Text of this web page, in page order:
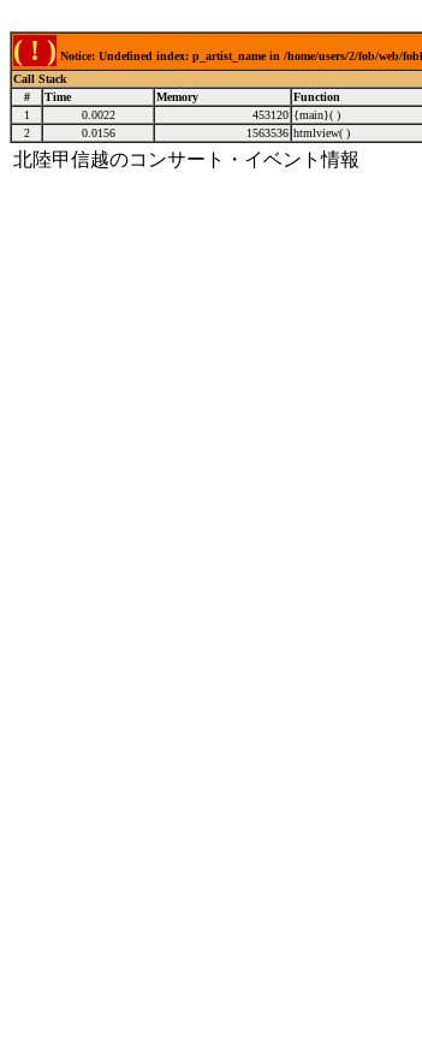
( ! ) Notice: Undefined index: p_artist_name in /home/users/2/fob/web/
Call Stack
#
Time Memory Function
1
0.0022 453120 {main}( )
2
0.0156 1563536 htmlview( )
北陸甲信越のコンサート・イベント情報